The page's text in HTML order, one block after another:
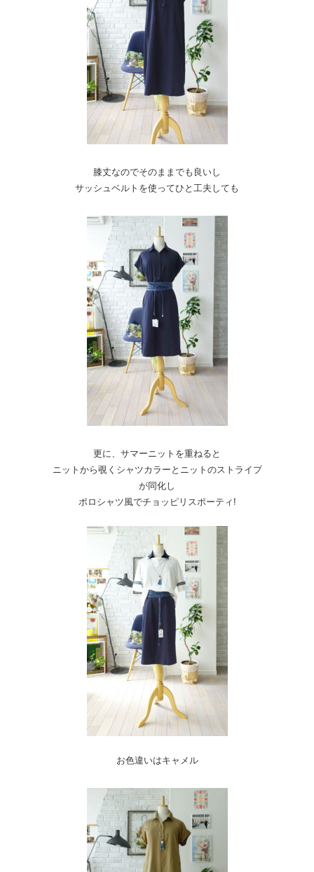
膝丈なのでそのままでも良いし
サッシュベルトを使ってひと工夫しても
更に、サマーニットを重ねると
ニットから覗くシャツカラーとニットのストライプ
が同化し
ポロシャツ風でチョッピリスポーティ!
お色違いはキャメル